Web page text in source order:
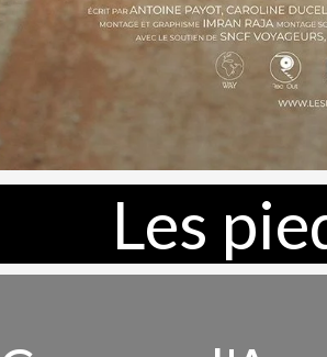
Les